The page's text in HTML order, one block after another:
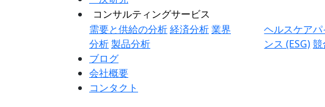
コンサルティングサービス
需要と供給の分析経済分析業界
分析製品分析
ヘルスケア
ンス (ESG)競
ブログ
会社概要
コンタクト